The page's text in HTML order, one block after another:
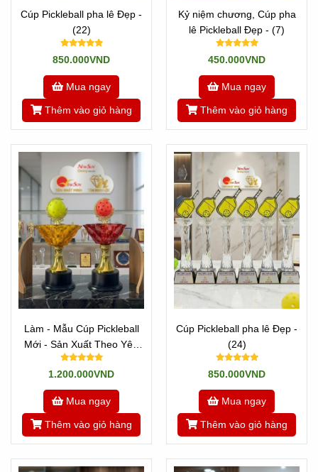
Cúp Pickleball pha lê Đẹp -
(22)
850.000VND
Mua ngay
Thêm vào giỏ hàng
Kỷ niệm chương, Cúp pha
lê Pickleball Đẹp - (7)
450.000VND
Mua ngay
Thêm vào giỏ hàng
Làm - Mẫu Cúp Pickleball
Mới - Sản Xuất Theo Yêu
Cầu (20)
1.200.000VND
Mua ngay
Thêm vào giỏ hàng
Cúp Pickleball pha lê Đẹp -
(24)
850.000VND
Mua ngay
Thêm vào giỏ hàng